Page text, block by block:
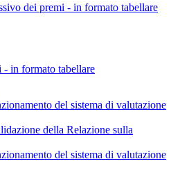
dei premi - in formato tabellare
in formato tabellare
del sistema di valutazione
della Relazione sulla
del sistema di valutazione